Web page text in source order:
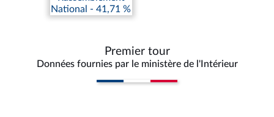
National - 41,71 %
Premier tour
Données fournies par le ministère de l'Intérieur